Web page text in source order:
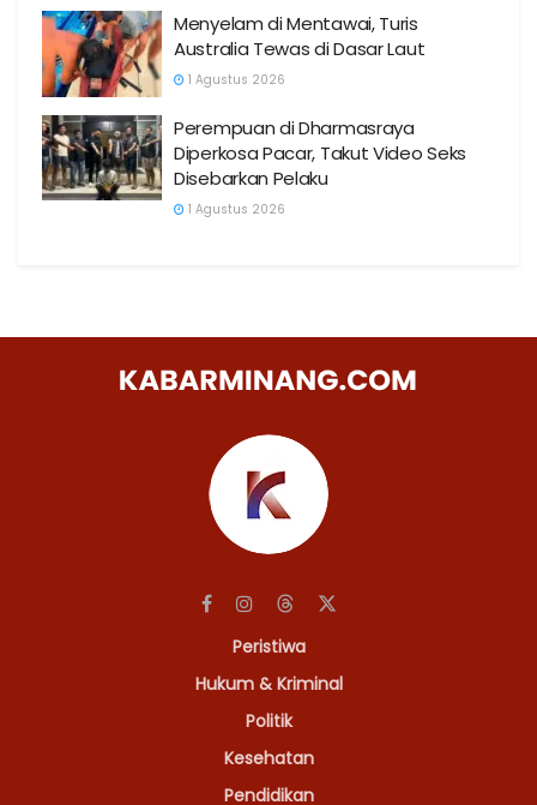
Menyelam di Mentawai, Turis
Australia Tewas di Dasar Laut
1 Agustus 2026
Perempuan di Dharmasraya
Diperkosa Pacar, Takut Video Seks
Disebarkan Pelaku
1 Agustus 2026
Peristiwa
Hukum & Kriminal
Politik
Kesehatan
Pendidikan